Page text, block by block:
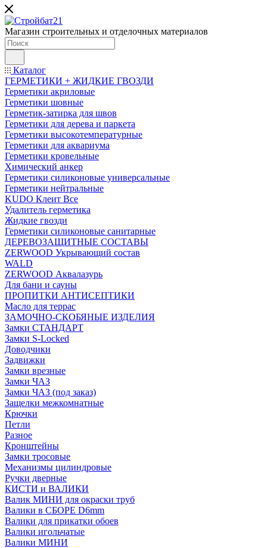
Магазин строительных и отделочных материалов
Каталог
ГЕРМЕТИКИ + ЖИДКИЕ ГВОЗДИ
Герметики акриловые
Герметики шовные
Герметик-затирка для швов
Герметики для дерева и паркета
Герметики высокотемпературные
Герметики для аквариума
Герметики кровельные
Химический анкер
Герметики силиконовые универсальные
Герметики нейтральные
KUDO Клеит Все
Удалитель герметика
Жидкие гвозди
Герметики силиконовые санитарные
ДЕРЕВОЗАЩИТНЫЕ СОСТАВЫ
ZERWOOD Укрывающий состав
WALD
ZERWOOD Аквалазурь
Для бани и сауны
ПРОПИТКИ АНТИСЕПТИКИ
Масло для террас
ЗАМОЧНО-СКОБЯНЫЕ ИЗДЕЛИЯ
Замки СТАНДАРТ
Замки S-Locked
Доводчики
Задвижки
Замки врезные
Замки ЧАЗ
Замки ЧАЗ (под заказ)
Защелки межкомнатные
Крючки
Петли
Разное
Кронштейны
Замки тросовые
Механизмы цилиндровые
Ручки дверные
КИСТИ и ВАЛИКИ
Валик МИНИ для окраски труб
Валики в СБОРЕ D6mm
Валики для прикатки обоев
Валики игольчатые
Валики МИНИ